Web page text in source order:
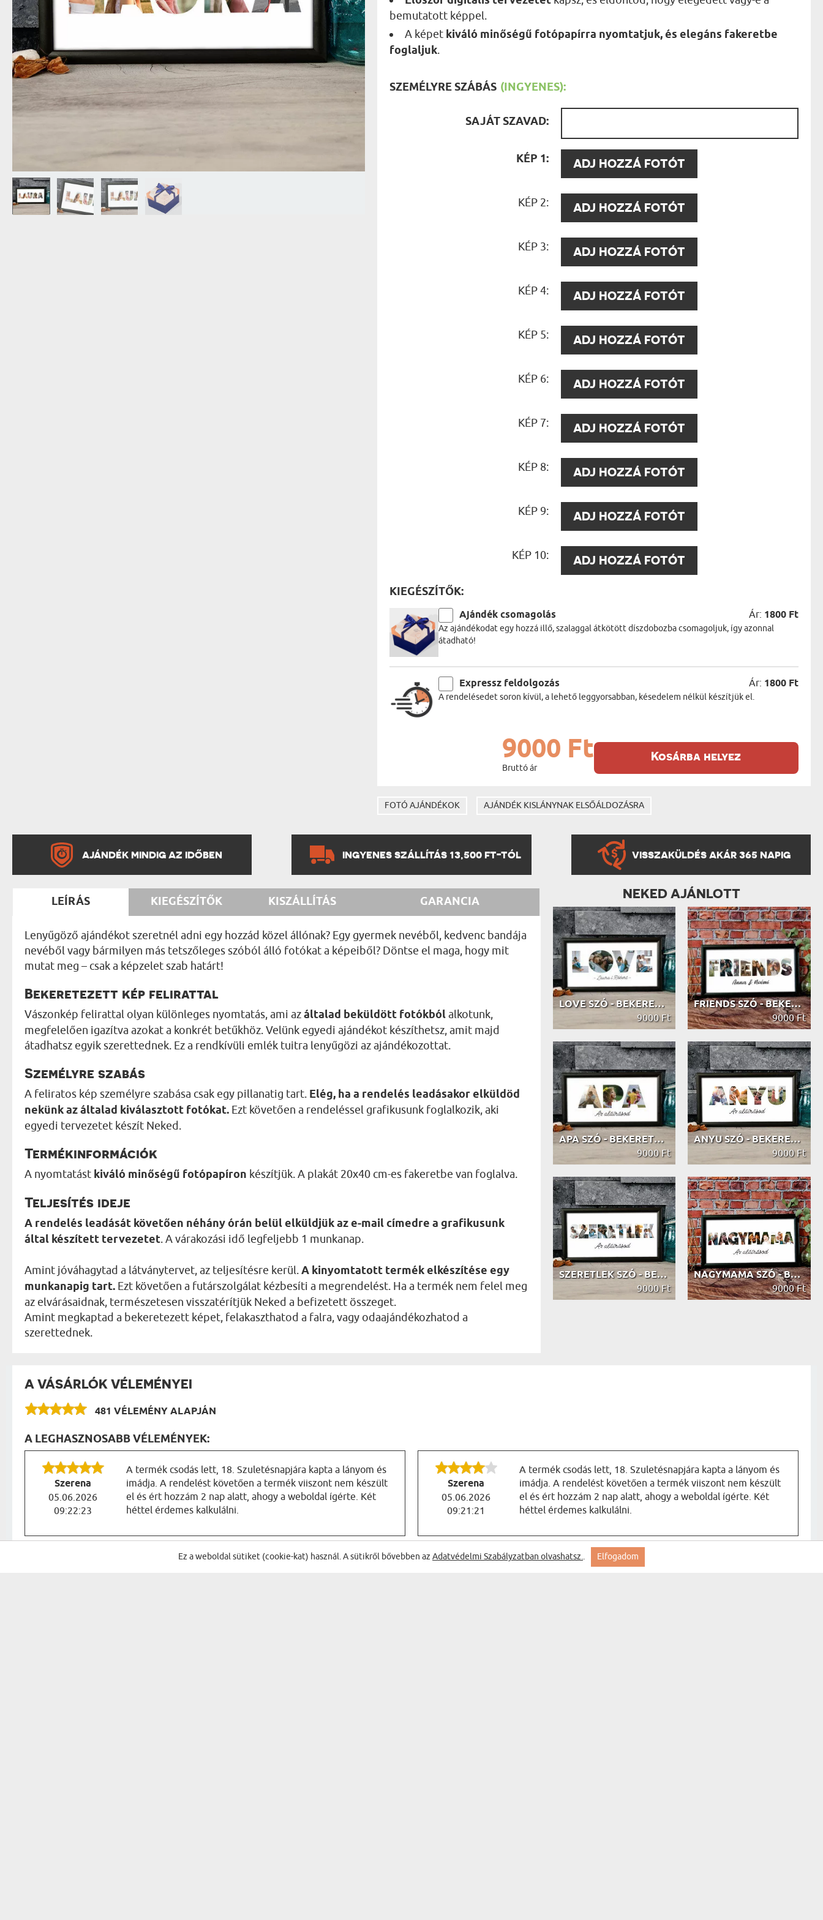
UTAZÓNAK
IDŐSEBBNEK
SPORTOLÓNAK
VICCELŐDŐNEK
AZ AJÁNDÉK VONÁSAI
bemutatott képpel.
A képet kiváló minőségű fotópapírra nyomtatjuk, és elegáns fakeretbe
foglaljuk.
SZEMÉLYRE SZÁBÁS (INGYENES):
SAJÁT SZAVAD:
KÉP 1: ADJ HOZZÁ FOTÓT
KÉP 2: ADJ HOZZÁ FOTÓT
KÉP 3: ADJ HOZZÁ FOTÓT
KÉP 4: ADJ HOZZÁ FOTÓT
KÉP 5: ADJ HOZZÁ FOTÓT
KÉP 6: ADJ HOZZÁ FOTÓT
KÉP 7: ADJ HOZZÁ FOTÓT
KÉP 8: ADJ HOZZÁ FOTÓT
KÉP 9: ADJ HOZZÁ FOTÓT
KÉP 10: ADJ HOZZÁ FOTÓT
KIEGÉSZÍTŐK:
Ajándék csomagolás Ár: 1800 Ft
Az ajándékodat egy hozzá illő, szalaggal átkötött díszdobozba csomagoljuk, így azonnal
átadható!
Expressz feldolgozás Ár: 1800 Ft
A rendelésedet soron kívül, a lehető leggyorsabban, késedelem nélkül készítjük el.
9000 Ft
Bruttó ár
Kosárba helyez
FOTÓ AJÁNDÉKOK AJÁNDÉK KISLÁNYNAK ELSŐÁLDOZÁSRA
AJÁNDÉK MINDIG AZ IDŐBEN INGYENES SZÁLLÍTÁS 13,500 FT-TÓL VISSZAKÜLDÉS AKÁR 365 NAPIG
LEÍRÁS KIEGÉSZÍTŐK KISZÁLLÍTÁS GARANCIA
Lenyűgöző ajándékot szeretnél adni egy hozzád közel állónak? Egy gyermek nevéből, kedvenc bandája
nevéből vagy bármilyen más tetszőleges szóból álló fotókat a képeiből? Döntse el maga, hogy mit
mutat meg – csak a képzelet szab határt!
Bekeretezett kép felirattal
Vászonkép felirattal olyan különleges nyomtatás, ami azáltalad beküldött fotókbólalkotunk,
megfelelően igazítva azokat a konkrét betűkhöz. Velünk egyedi ajándékot készíthetsz, amit majd
átadhatsz egyik szerettednek. Ez a rendkívüli emlék tuitra lenyűgözi az ajándékozottat.
Személyre szabás
A feliratos kép személyre szabása csak egy pillanatig tart. Elég, ha a rendelés leadásakor elküldöd
nekünk az általad kiválasztott fotókat. Ezt követően a rendeléssel grafikusunk foglalkozik, aki
egyedi tervezetet készít Neked.
Termékinformációk
A nyomtatást kiváló minőségű fotópapíron készítjük. A plakát 20x40 cm-es fakeretbe van foglalva.
Teljesítés ideje
A rendelés leadását követően néhány órán belül elküldjük az e-mail címedre a grafikusunk
által készített tervezetet. A várakozási idő legfeljebb 1 munkanap.
Amint jóváhagytad a látványtervet, az teljesítésre kerül.A kinyomtatott termék elkészítése egy
munkanapig tart. Ezt követően a futárszolgálat kézbesíti a megrendelést. Ha a termék nem felel meg
az elvárásaidnak, természetesen visszatérítjük Neked a befizetett összeget.
Amint megkaptad a bekeretezett képet, felakaszthatod a falra, vagy odaajándékozhatod a
szerettednek.
NEKED AJÁNLOTT
LOVE SZÓ - BEKERETEZETT KÉP FELIRATTAL
9000 Ft
FRIENDS SZÓ - BEKERETEZETT KÉP FELI...
9000 Ft
APA SZÓ - BEKERETEZETT KÉP FELIRATTAL
9000 Ft
ANYU SZÓ - BEKERETEZETT KÉP FELIRATTAL
9000 Ft
SZERETLEK SZÓ - BEKERETEZETT KÉP FE...
9000 Ft
NAGYMAMA SZÓ - BEKERETEZETT KÉP FEL...
9000 Ft
A VÁSÁRLÓK VÉLEMÉNYEI
481 VÉLEMÉNY ALAPJÁN
A LEGHASZNOSABB VÉLEMÉNYEK:
Szerena
05.06.2026
09:22:23
A termék csodás lett, 18. Szuletésnapjára kapta a lányom és
imádja. A rendelést követően a termék viiszont nem készült
el és ért hozzám 2 nap alatt, ahogy a weboldal ígérte. Két
héttel érdemes kalkulálni.
Szerena
05.06.2026
09:21:21
A termék csodás lett, 18. Szuletésnapjára kapta a lányom és
imádja. A rendelést követően a termék viiszont nem készült
el és ért hozzám 2 nap alatt, ahogy a weboldal ígérte. Két
héttel érdemes kalkulálni.
Ez a weboldal sütiket (cookie-kat) használ. A sütikről bővebben az Adatvédelmi Szabályzatban olvashatsz.. Elfogadom